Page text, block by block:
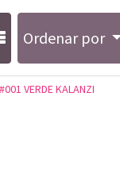
Ordenar por
VERDE KALANZI